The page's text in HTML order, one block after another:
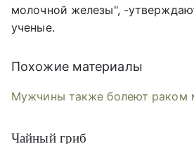
молочной железы", -
ученые.
Похожие материалы
Мужчины также болеют раком
Чайный гриб